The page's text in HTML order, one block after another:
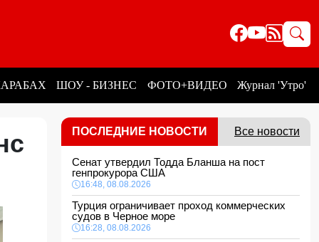
ШОУ - БИЗНЕС ФОТО+ВИДЕО Журнал 'Утро'
ПОСЛЕДНИЕ НОВОСТИ Все новости
Сенат утвердил Тодда Бланша на пост
генпрокурора США
16:48, 08.08.2026
Турция ограничивает проход коммерческих
судов в Черное море
16:28, 08.08.2026